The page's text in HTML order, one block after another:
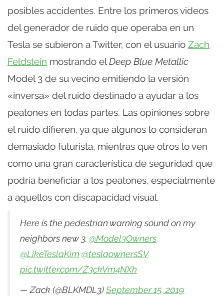
posibles accidentes. Entre los primeros videos
del generador de ruido que operaba en un
Tesla se subieron a Twitter, con el usuario Zach
Feldstein mostrando elDeep Blue Metallic
Model 3 de su vecino emitiendo la versión
«inversa» del ruido destinado a ayudar a los
peatones en todas partes. Las opiniones sobre
el ruido difieren, ya que algunos lo consideran
demasiado futurista, mientras que otros lo ven
como una gran característica de seguridad que
podría beneficiar a los peatones, especialmente
a aquellos con discapacidad visual.
Here is the pedestrian warning sound on my
neighbors new 3. @Model3Owners
@LikeTeslaKim @teslaownersSV
pic.twitter.com/Z3ckVm4NXh
— Zack (@BLKMDL3) September 15, 2019